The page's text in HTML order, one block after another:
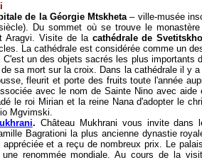
de la Géorgie Mtskheta– ville-musée
Du sommet où se trouve le
Aragvi. Visite de la cathédrale de
La cathédrale est considérée comme un
un des objets sacrés les plus importants
sa mort sur la croix. Dans la cathédrale il y
fleurit et porte des fruits toute l'année
avec le nom de Sainte Nino avec
le roi Mirian et la reine Nana d'adopter le
Mgvimski.
. Château Mukhrani vous invite dans
Bagrationi la plus ancienne dynastie
et a reçu de nombreux prix. Le
renommée mondiale. Au cours de la